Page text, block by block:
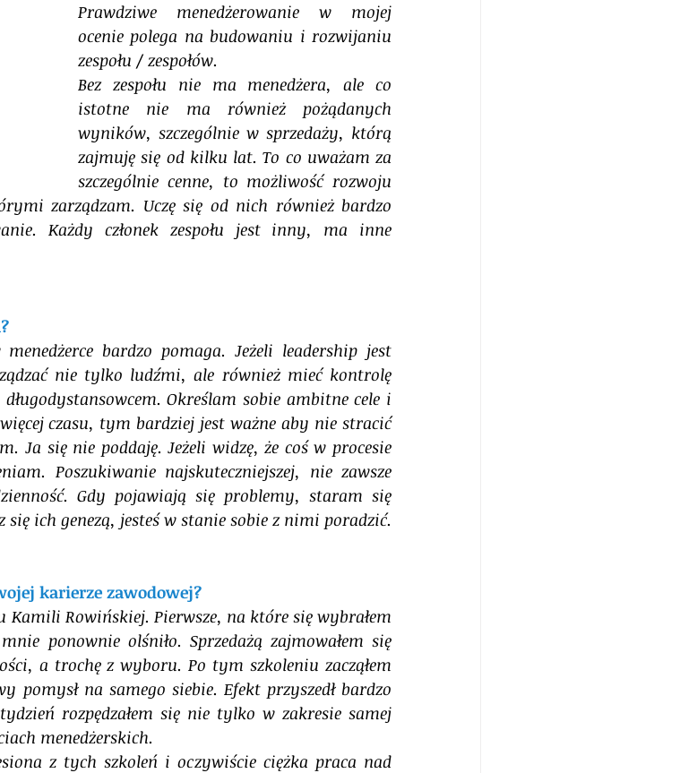
Prawdziwe menedżerowanie w mojej
ocenie polega na budowaniu i rozwijaniu
zespołu / zespołów.
Bez zespołu nie ma menedżera, ale co
istotne nie ma również pożądanych
wyników, szczególnie w sprzedaży, którą
zajmuję się od kilku lat. To co uważam za
szczególnie cenne, to możliwość rozwoju
zarządzam. Uczę się od nich również bardzo
Każdy członek zespołu jest inny, ma inne
bardzo pomaga. Jeżeli leadership jest
nie tylko ludźmi, ale również mieć kontrolę
Określam sobie ambitne cele i
czasu, tym bardziej jest ważne aby nie stracić
Ja się nie poddaję. Jeżeli widzę, że coś w procesie
Poszukiwanie najskuteczniejszej, nie zawsze
Gdy pojawiają się problemy, staram się
ich genezą, jesteś w stanie sobie z nimi poradzić.
karierze zawodowej?
Kamili Rowińskiej. Pierwsze, na które się wybrałem
ponownie olśniło. Sprzedażą zajmowałem się
a trochę z wyboru. Po tym szkoleniu zacząłem
pomysł na samego siebie. Efekt przyszedł bardzo
rozpędzałem się nie tylko w zakresie samej
menedżerskich.
z tych szkoleń i oczywiście ciężka praca nad